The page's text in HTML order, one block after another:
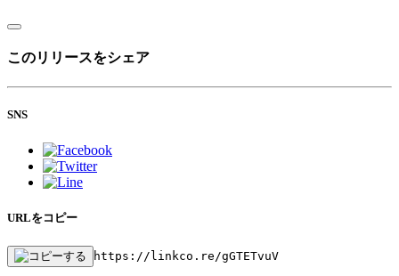
このリリースをシェア
SNS
URLをコピー
https://linkco.re/gGTETvuV